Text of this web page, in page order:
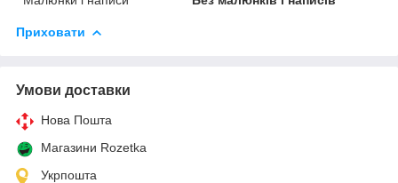
Приховати
Умови доставки
Нова Пошта
Магазини Rozetka
Укрпошта